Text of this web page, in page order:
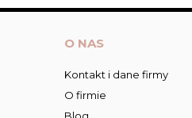
O NAS
Kontakt i dane firmy
O firmie
Blog